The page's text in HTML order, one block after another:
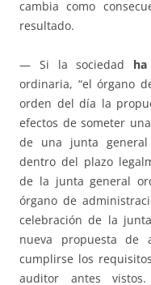
cambia como
resultado.
— Si la sociedad
ordinaria, “el órgano
orden del día la
efectos de someter una
de una junta
dentro del plazo
de la junta general
órgano de
celebración de la
nueva propuesta de
cumplirse los
auditor antes